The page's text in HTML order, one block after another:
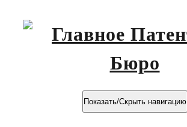
Показать/Скрыть навигацию